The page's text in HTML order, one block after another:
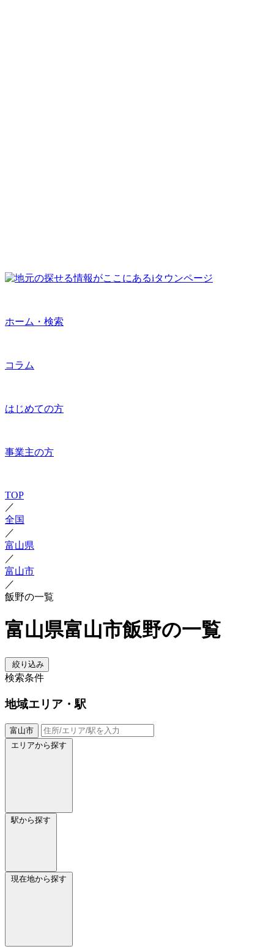
ホーム・検索
コラム
はじめての方
事業主の方
TOP
／
全国
／
富山県
／
富山市
／
飯野の一覧
富山県富山市飯野の一覧
絞り込み
検索条件
地域エリア・駅
富山市
エリアから探す
駅から探す
現在地から探す